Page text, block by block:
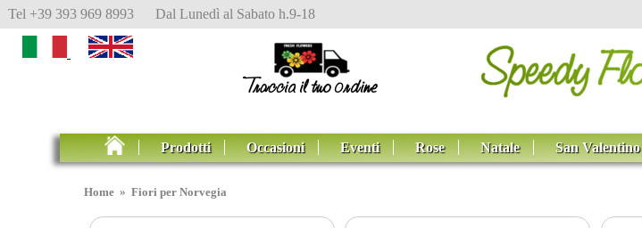
Tel +39 393 969 8993 Dal Lunedì al Sabato h.9-18
Prodotti Occasioni Eventi Rose Natale San Valentino
Home »Fiori per Norvegia